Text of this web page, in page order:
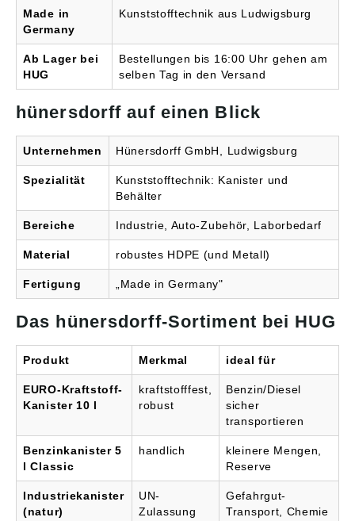
Made in
Germany
Kunststofftechnik aus Ludwigsburg
Ab Lager bei
HUG
Bestellungen bis 16:00 Uhr gehen am
selben Tag in den Versand
hünersdorff auf einen Blick
Unternehmen Hünersdorff GmbH, Ludwigsburg
Spezialität
Kunststofftechnik: Kanister und
Behälter
Bereiche Industrie, Auto-Zubehör, Laborbedarf
Material robustes HDPE (und Metall)
Fertigung „Made in Germany"
Das hünersdorff-Sortiment bei HUG
Produkt Merkmal ideal für
EURO-Kraftstoff-
Kanister 10 l
kraftstofffest,
robust
Benzin/Diesel
sicher
transportieren
Benzinkanister 5
l Classic
handlich
kleinere Mengen,
Reserve
Industriekanister
(natur)
UN-
Zulassung
Gefahrgut-
Transport, Chemie